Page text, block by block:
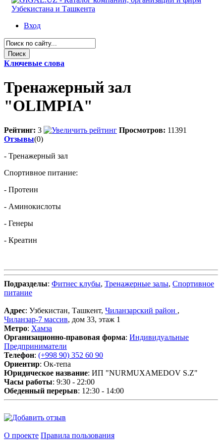
Вход
Ключевые слова
Тренажерный зал
"OLIMPIA"
Рейтинг: 3 Просмотров: 11391
Отзывы(0)
- Тренажерный зал
Спортивное питание:
- Протеин
- Аминокислоты
- Генеры
- Креатин
Подразделы: Фитнес клубы, Тренажерные залы, Спортивное
питание
Адрес: Узбекистан, Ташкент, Чиланзарский район ,
Чиланзар-7 массив, дом 33, этаж 1
Метро: Хамза
Организационно-правовая форма: Индивидуальные
Предприниматели
Телефон: (+998 90) 352 60 90
Ориентир: Ок-тепа
Юридическое название: ИП "NURMUXAMEDOV S.Z"
Часы работы: 9:30 - 22:00
Обеденный перерыв: 12:30 - 14:00
О проекте Правила пользования